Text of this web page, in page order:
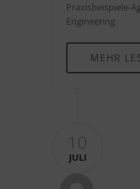
Praxisbeispiele-
Engineering
MEHR
10
JULI